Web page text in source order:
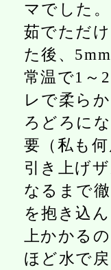
マでした
茹でただ
た後、
常温で1～
レで柔ら
ろどろに
要（私も
引き上げ
なるまで
を抱き込
上かかる
ほど水で